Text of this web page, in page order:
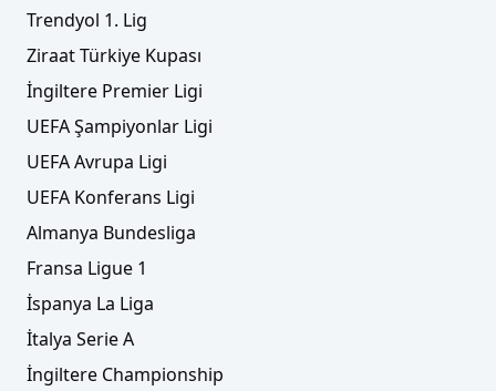
Trendyol 1. Lig
Ziraat Türkiye Kupası
İngiltere Premier Ligi
UEFA Şampiyonlar Ligi
UEFA Avrupa Ligi
UEFA Konferans Ligi
Almanya Bundesliga
Fransa Ligue 1
İspanya La Liga
İtalya Serie A
İngiltere Championship